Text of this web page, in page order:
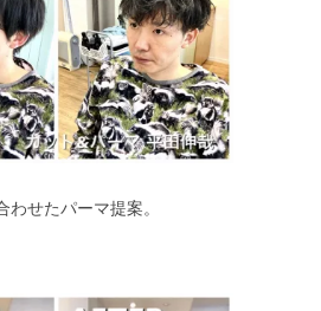
わせたパーマ提案。